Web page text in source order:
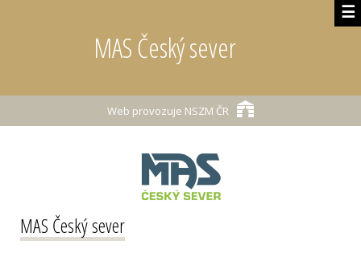
☰
MAS Český sever
Web provozuje NSZM ČR
MAS Český sever